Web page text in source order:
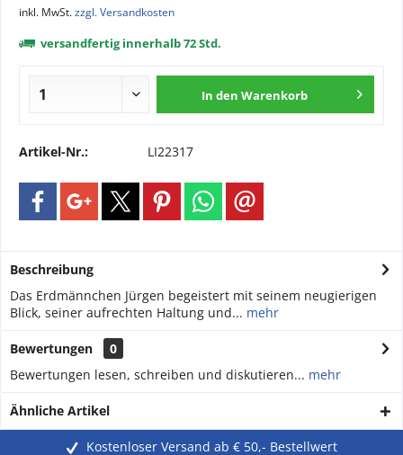
inkl. MwSt.zzgl. Versandkosten
versandfertig innerhalb 72 Std.
In den Warenkorb
Artikel-Nr.: LI22317
Beschreibung
Das Erdmännchen Jürgen begeistert mit seinem neugierigen
Blick, seiner aufrechten Haltung und... mehr
Bewertungen
0
Bewertungen lesen, schreiben und diskutieren... mehr
Ähnliche Artikel
Kostenloser Versand ab € 50,- Bestellwert